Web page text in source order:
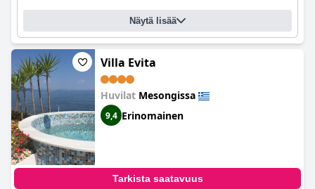
Näytä lisää
Villa Evita
Huvilat Mesongissa
9,4 Erinomainen
Tarkista saatavuus